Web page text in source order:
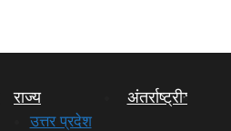
राज्य
उत्तर प्रदेश
अंतर्राष्ट्रीय